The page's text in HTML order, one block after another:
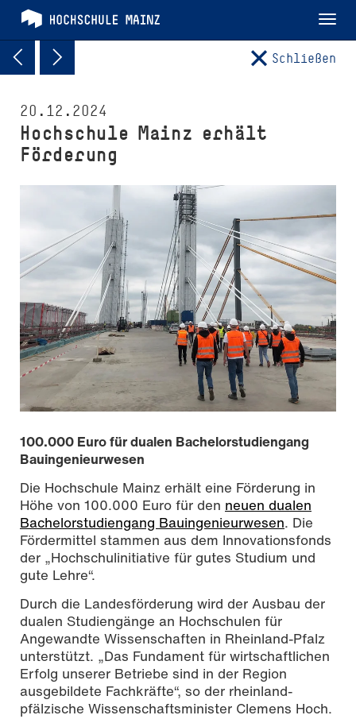
Schließen
20.12.2024
Hochschule Mainz erhält
Förderung
Foto: Frank Georg Reis
100.000 Euro für dualen Bachelorstudiengang
Bauingenieurwesen
Die Hochschule Mainz erhält eine Förderung in
Höhe von 100.000 Euro für den neuen dualen
Bachelorstudiengang Bauingenieurwesen. Die
Fördermittel stammen aus dem Innovationsfonds
der „Hochschulinitiative für gutes Studium und
gute Lehre“.
Durch die Landesförderung wird der Ausbau der
dualen Studiengänge an Hochschulen für
Angewandte Wissenschaften in Rheinland-Pfalz
unterstützt. „Das Fundament für wirtschaftlichen
Erfolg unserer Betriebe sind in der Region
ausgebildete Fachkräfte“, so der rheinland-
pfälzische Wissenschaftsminister Clemens Hoch.